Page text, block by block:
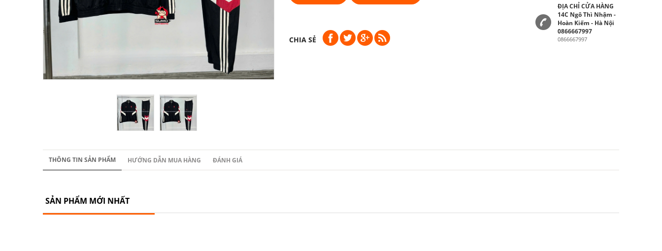
CHIA SẺ
ĐỊA CHỈ CỬA HÀNG
14C Ngô Thì Nhậm -
Hoàn Kiếm - Hà Nội
0866667997
0866667997
THÔNG TIN SẢN PHẨM HƯỚNG DẪN MUA HÀNG ĐÁNH GIÁ
SẢN PHẨM MỚI NHẤT